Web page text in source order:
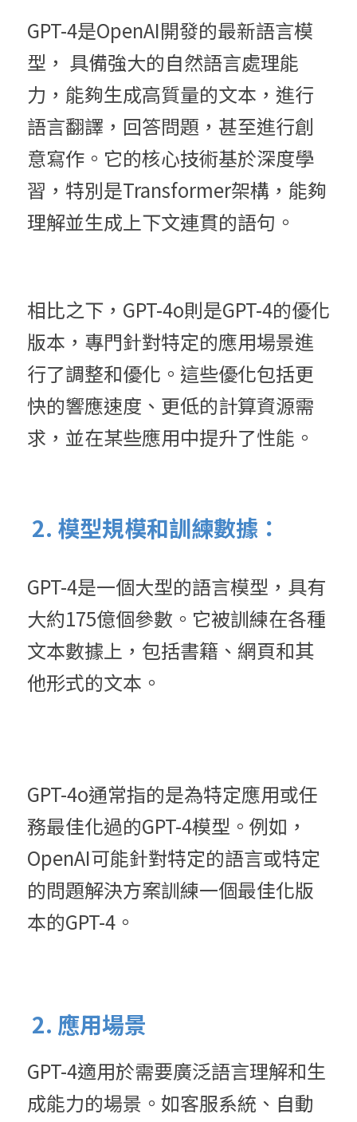
GPT-4是OpenAI開發的最新語言模
型， 具備強大的自然語言處理能
力，能夠生成高質量的文本，進行
語言翻譯，回答問題，甚至進行創
意寫作。它的核心技術基於深度學
習，特別是Transformer架構，能夠
理解並生成上下文連貫的語句。
相比之下，GPT-4o則是GPT-4的優化
版本，專門針對特定的應用場景進
行了調整和優化。這些優化包括更
快的響應速度、更低的計算資源需
求，並在某些應用中提升了性能。
2. 模型規模和訓練數據：
GPT-4是一個大型的語言模型，具有
大約175億個參數。它被訓練在各種
文本數據上，包括書籍、網頁和其
他形式的文本。
GPT-4o通常指的是為特定應用或任
務最佳化過的GPT-4模型。例如，
OpenAI可能針對特定的語言或特定
的問題解決方案訓練一個最佳化版
本的GPT-4。
2. 應用場景
GPT-4適用於需要廣泛語言理解和生
成能力的場景。 如客服系統、自動